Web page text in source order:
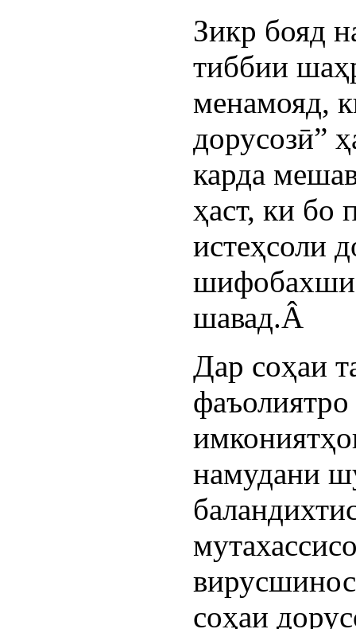
Зикр бояд
тиббии
менамояд,
дорусозӣ”
карда
ҳаст, ки бо
истеҳсоли
шифобахши
шавад.Â
Дар соҳаи
намудани
соҳаи